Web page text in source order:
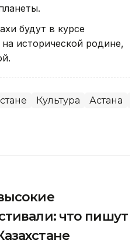
будут в курсе
исторической родине,
Культура Астана
что пишут